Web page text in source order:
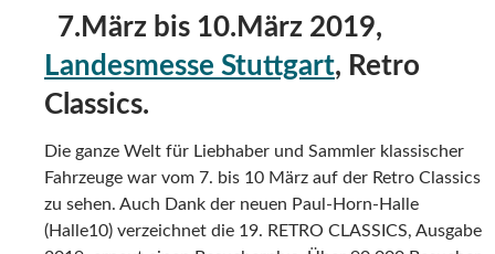
7.März bis 10.März 2019,
Landesmesse Stuttgart, Retro
Classics.
Die ganze Welt für Liebhaber und Sammler klassischer
Fahrzeuge war vom 7. bis 10 März auf der Retro Classics
zu sehen. Auch Dank der neuen Paul-Horn-Halle
(Halle10) verzeichnet die 19. RETRO CLASSICS, Ausgabe